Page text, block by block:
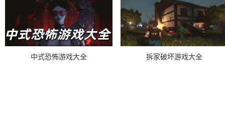
中式恐怖游戏大全 拆家破坏游戏大全